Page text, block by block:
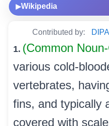
▶Wikipedia
Contributed by:
1. (Common
various cold-
vertebrates,
fins, and typically
covered with